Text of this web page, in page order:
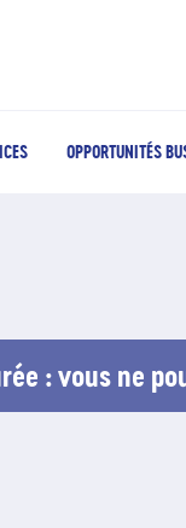
OPPORTUNITÉS
: vous ne